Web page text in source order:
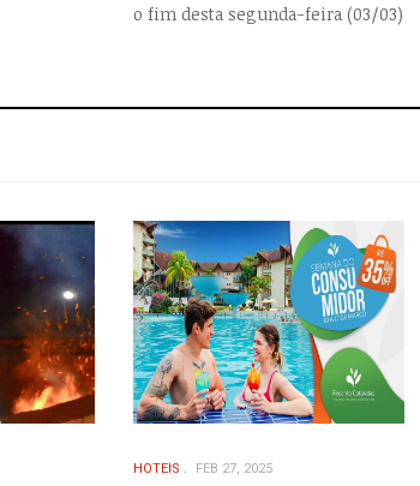
o fim desta segunda-feira (03/03)
HOTEIS FEB 27, 2025